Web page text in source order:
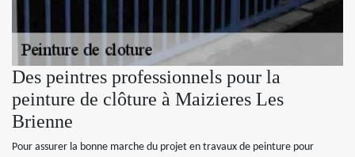
Des peintres professionnels pour la
peinture de clôture à Maizieres Les
Brienne
Pour assurer la bonne marche du projet en travaux de peinture pour